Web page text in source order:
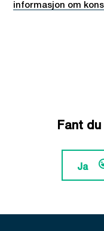
informasjon om
Fant
Ja